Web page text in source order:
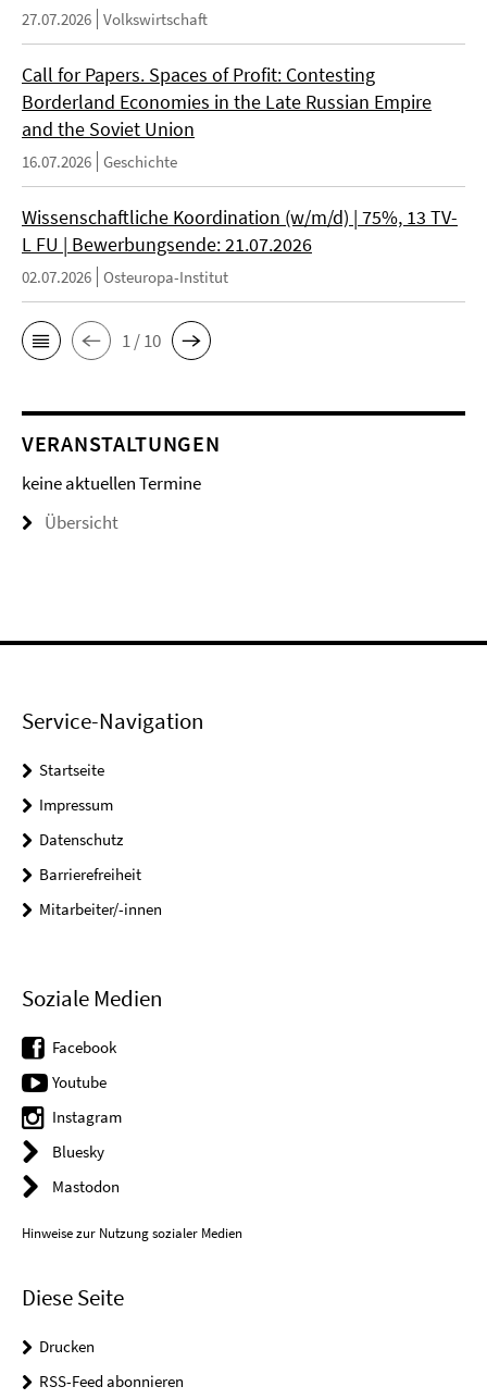
27.07.2026 Volkswirtschaft
Call for Papers. Spaces of Profit: Contesting
Borderland Economies in the Late Russian Empire
and the Soviet Union
16.07.2026 Geschichte
Wissenschaftliche Koordination (w/m/d) | 75%, 13 TV-
L FU | Bewerbungsende: 21.07.2026
02.07.2026 Osteuropa-Institut
1 / 10
VERANSTALTUNGEN
keine aktuellen Termine
Übersicht
Service-Navigation
Startseite
Impressum
Datenschutz
Barrierefreiheit
Mitarbeiter/-innen
Soziale Medien
Facebook
Youtube
Instagram
Bluesky
Mastodon
Hinweise zur Nutzung sozialer Medien
Diese Seite
Drucken
RSS-Feed abonnieren